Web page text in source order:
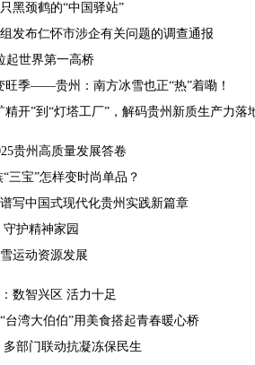
黑颈鹤的“中国驿站”
发布仁怀市涉企有关问题的调查通报
起世界第一高桥
旺季——贵州：南方冰雪也正“热”着嘞！
精开”到“灯塔工厂”，解码贵州新质生产力落
贵州高质量发展答卷
三宝”怎样变时尚单品？
写中国式现代化贵州实践新篇章
护精神家园
运动资源发展
数智兴区 活力十足
台湾大伯伯”用美食搭起青春暖心桥
部门联动抗凝冻保民生